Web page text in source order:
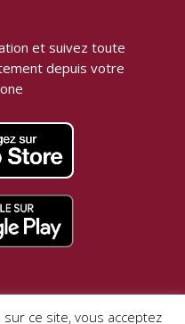
et suivez toute
depuis votre
PERSONNELLES
ce site, vous acceptez